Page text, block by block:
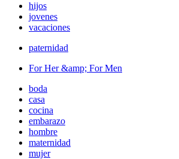
hijos
jovenes
vacaciones
paternidad
For Her &amp; For Men
boda
casa
cocina
embarazo
hombre
maternidad
mujer